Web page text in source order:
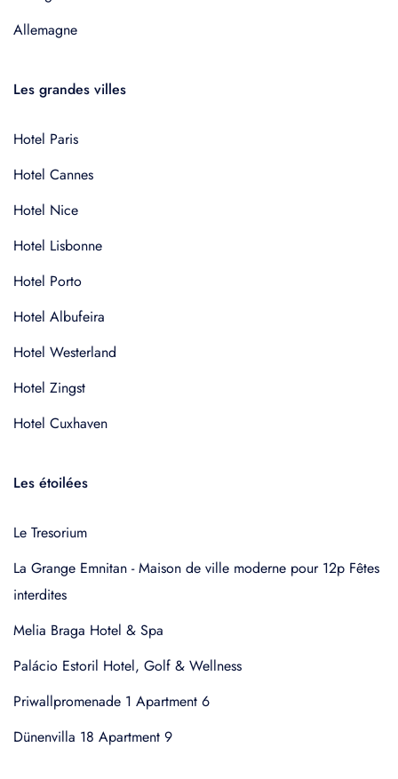
Allemagne
Les grandes villes
Hotel Paris
Hotel Cannes
Hotel Nice
Hotel Lisbonne
Hotel Porto
Hotel Albufeira
Hotel Westerland
Hotel Zingst
Hotel Cuxhaven
Les étoilées
Le Tresorium
La Grange Emnitan - Maison de ville moderne pour 12p Fêtes
interdites
Melia Braga Hotel & Spa
Palácio Estoril Hotel, Golf & Wellness
Priwallpromenade 1 Apartment 6
Dünenvilla 18 Apartment 9